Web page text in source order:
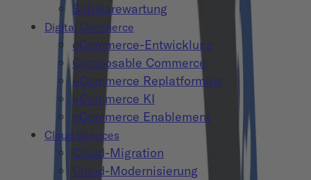
Softwarewartung
Digital Commerce
eCommerce-Entwicklung
Composable Commerce
eCommerce Replatforming
eCommerce KI
eCommerce Enablement
Cloud Services
Cloud-Migration
Cloud-Modernisierung